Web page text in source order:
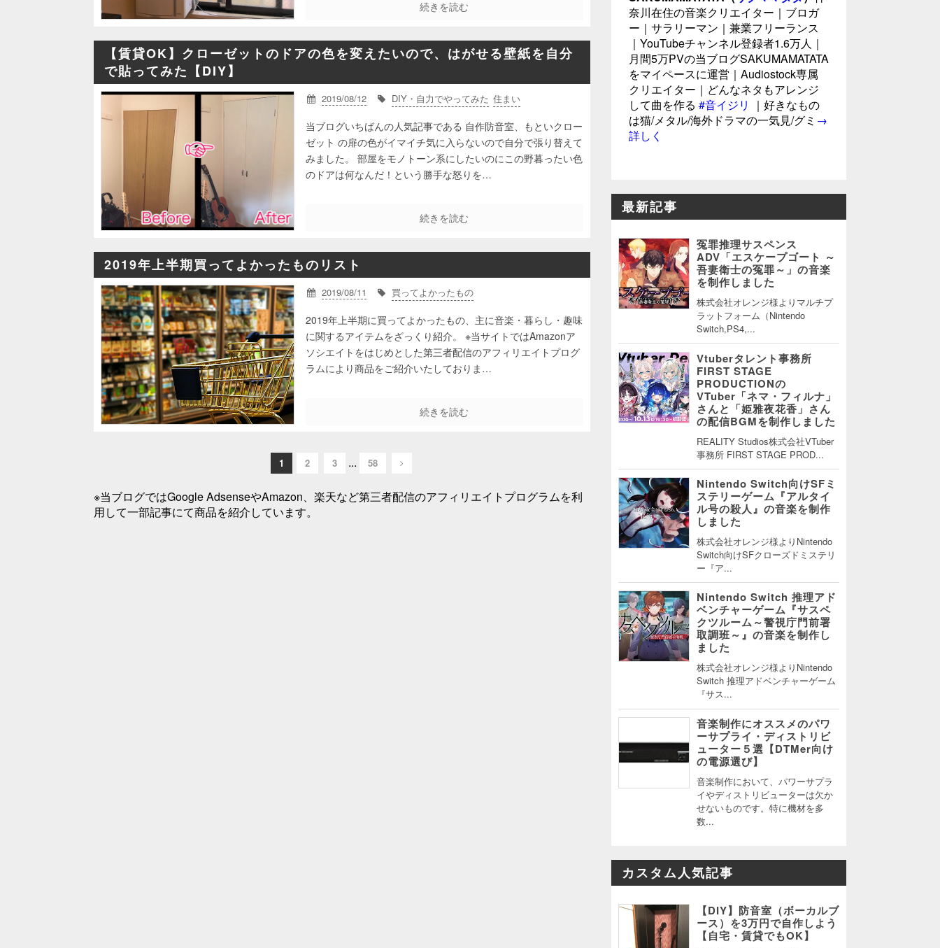
続きを読む
【賃貸OK】クローゼットのドアの色を変えたいので、はがせる壁紙を自分
で貼ってみた【DIY】
2019/08/12 DIY・自力でやってみた 住まい
当ブログいちばんの人気記事である 自作防音室、もといクロー
ゼット の扉の色がイマイチ気に入らないので自分で張り替えて
みました。 部屋をモノトーン系にしたいのにこの野暮ったい色
のドアは何なんだ！という勝手な怒りを…
続きを読む
2019年上半期買ってよかったものリスト
2019/08/11 買ってよかったもの
2019年上半期に買ってよかったもの、主に音楽・暮らし・趣味
に関するアイテムをざっくり紹介。 ※当サイトではAmazonア
ソシエイトをはじめとした第三者配信のアフィリエイトプログ
ラムにより商品をご紹介いたしておりま…
続きを読む
1 2 3 ... 58
※当ブログではGoogle AdsenseやAmazon、楽天など第三者配信のアフィリエイトプログラムを利
用して一部記事にて商品を紹介しています。
奈川在住の音楽クリエイター｜ブロガ
ー｜サラリーマン｜兼業フリーランス
｜YouTubeチャンネル登録者1.6万人｜
月間5万PVの当ブログSAKUMAMATATA
をマイペースに運営｜Audiostock専属
クリエイター｜どんなネタもアレンジ
して曲を作る #音イジリ
｜好きなもの
は猫/メタル/海外ドラマの一気見/グミ →
詳しく
最新記事
冤罪推理サスペンス
ADV「エスケープゴート ～
吾妻衛士の冤罪～」の音楽
を制作しました
株式会社オレンジ様よりマルチプ
ラットフォーム（Nintendo
Switch,PS4,...
Vtuberタレント事務所
FIRST STAGE
PRODUCTIONの
VTuber「ネマ・フィルナ」
さんと「姫雅夜花香」さん
の配信BGMを制作しました
REALITY Studios株式会社VTuber
事務所 FIRST STAGE PROD...
Nintendo Switch向けSFミ
ステリーゲーム『アルタイ
ル号の殺人』の音楽を制作
しました
株式会社オレンジ様よりNintendo
Switch向けSFクローズドミステリ
ー『ア...
Nintendo Switch 推理アド
ベンチャーゲーム『サスペ
クツルーム～警視庁門前署
取調班～』の音楽を制作し
ました
株式会社オレンジ様よりNintendo
Switch 推理アドベンチャーゲーム
『サス...
音楽制作にオススメのパワ
ーサプライ・ディストリビ
ューター５選【DTMer向け
の電源選び】
音楽制作において、パワーサプラ
イやディストリビューターは欠か
せないものです。特に機材を多
数...
カスタム人気記事
【DIY】防音室（ボーカルブ
ース）を3万円で自作しよう
【自宅・賃貸でもOK】